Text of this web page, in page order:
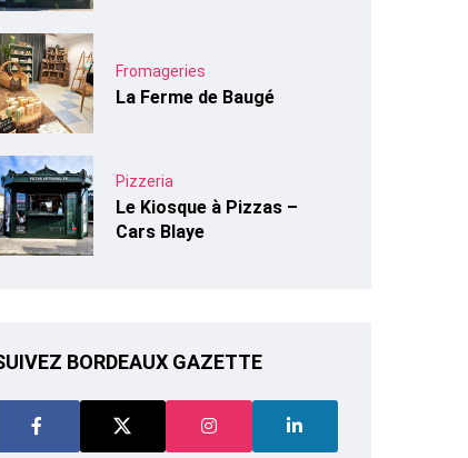
Fromageries
La Ferme de Baugé
Pizzeria
Le Kiosque à Pizzas –
Cars Blaye
BORDEAUX GAZETTE